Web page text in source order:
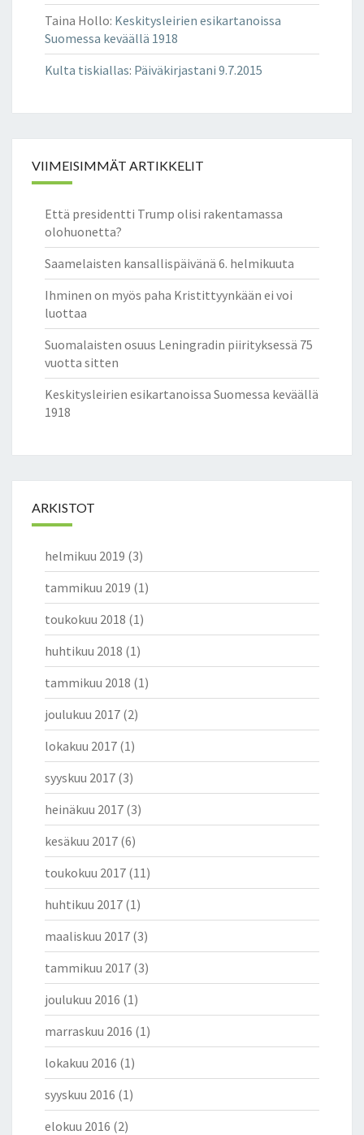
Taina Hollo: Keskitysleirien esikartanoissa
Suomessa keväällä 1918
Kulta tiskiallas: Päiväkirjastani 9.7.2015
VIIMEISIMMÄT ARTIKKELIT
Että presidentti Trump olisi rakentamassa
olohuonetta?
Saamelaisten kansallispäivänä 6. helmikuuta
Ihminen on myös paha Kristittyynkään ei voi
luottaa
Suomalaisten osuus Leningradin piirityksessä 75
vuotta sitten
Keskitysleirien esikartanoissa Suomessa keväällä
1918
ARKISTOT
helmikuu 2019 (3)
tammikuu 2019 (1)
toukokuu 2018 (1)
huhtikuu 2018 (1)
tammikuu 2018 (1)
joulukuu 2017 (2)
lokakuu 2017 (1)
syyskuu 2017 (3)
heinäkuu 2017 (3)
kesäkuu 2017 (6)
toukokuu 2017 (11)
huhtikuu 2017 (1)
maaliskuu 2017 (3)
tammikuu 2017 (3)
joulukuu 2016 (1)
marraskuu 2016 (1)
lokakuu 2016 (1)
syyskuu 2016 (1)
elokuu 2016 (2)